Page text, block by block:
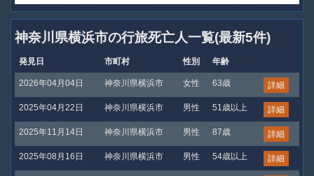
神奈川県横浜市の行旅死亡人一覧(最新5件)
発見日 市町村 性別 年齢
2026年04月04日 神奈川県横浜市 女性 63歳 詳細
2025年04月22日 神奈川県横浜市 男性 51歳以上 詳細
2025年11月14日 神奈川県横浜市 男性 87歳 詳細
2025年08月16日 神奈川県横浜市 男性 54歳以上 詳細